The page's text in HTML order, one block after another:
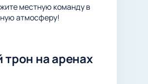
местную команду в
атмосферу!
трон на аренах